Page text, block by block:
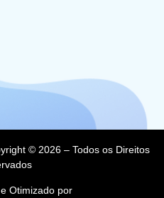
© 2026 – Todos os Direitos
Otimizado por